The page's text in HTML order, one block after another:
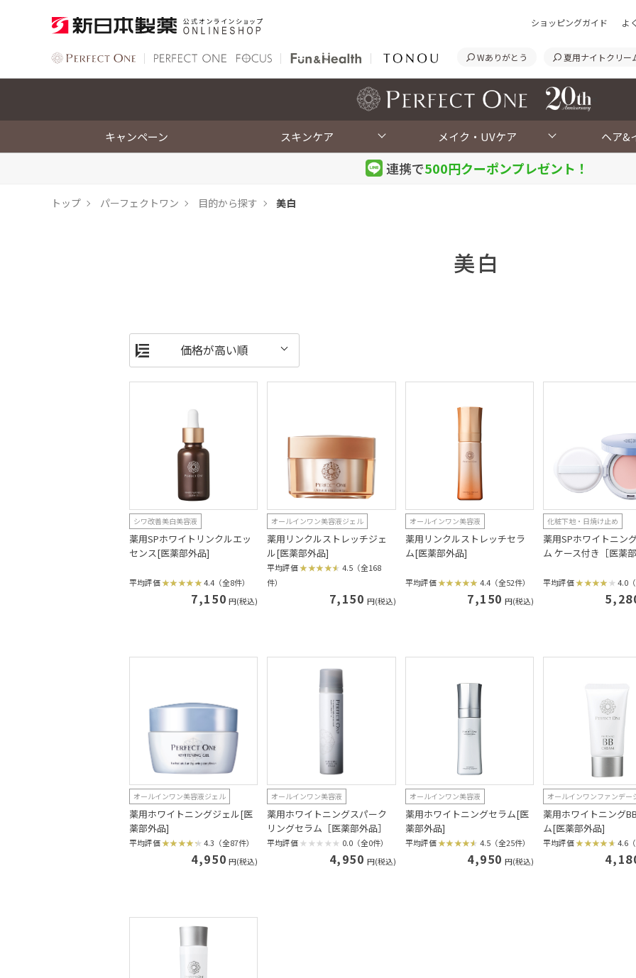
ショッピングガイド よ
Wありがとう 夏用ナイトクリー
キャンペーン スキンケア メイク・UVケア ヘア&
連携で500円クーポンプレゼント！
トップ パーフェクトワン 目的から探す 美白
美白
シワ改善美白美容液
薬用SPホワイトリンクルエッ
センス[医薬部外品]
平均評価 4.4（全8件）
7,150 円(税込)
オールインワン美容液ジェル
薬用リンクルストレッチジェ
ル[医薬部外品]
平均評価
4.5（全168
件）
7,150 円(税込)
オールインワン美容液
薬用リンクルストレッチセラ
ム[医薬部外品]
平均評価 4.4（全52件）
7,150 円(税込)
化粧下地・日焼け止め
薬用SPホワイトニン
ム ケース付き［医薬
平均評価 4.0
オールインワン美容液ジェル
薬用ホワイトニングジェル[医
薬部外品]
平均評価 4.3（全87件）
4,950 円(税込)
オールインワン美容液
薬用ホワイトニングスパーク
リングセラム［医薬部外品］
平均評価 0.0（全0件）
4,950 円(税込)
オールインワン美容液
薬用ホワイトニングセラム[医
薬部外品]
平均評価 4.5（全25件）
4,950 円(税込)
オールインワンファンデー
薬用ホワイトニング
ム[医薬部外品]
平均評価 4.6